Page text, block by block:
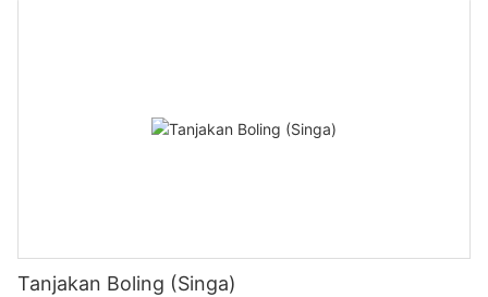
Tanjakan Boling (Singa)